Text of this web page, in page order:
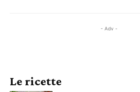
- Adv -
Le ricette